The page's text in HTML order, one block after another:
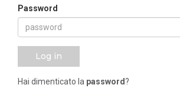
Password
Log in
Hai dimenticato la password ?